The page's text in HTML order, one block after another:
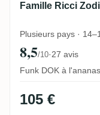
Famille Ricci
Plusieurs pays ·
8,5/10·27 avis
Funk DOK à
105 €